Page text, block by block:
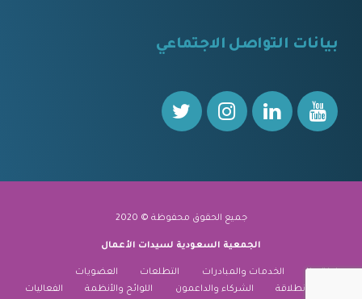
بيانات التواصل الاجتماعي
جميع الحقوق محفوظة © 2020
الجمعية السعودية لسيدات الأعمال
نبذة عنا الخدمات والمبادرات التطلعات
العضويات
منارة الانطلاقة
الشركاء والداعمون اللوائح والأنظمة الفعاليات